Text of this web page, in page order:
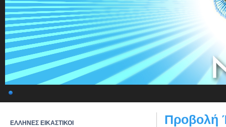
ΕΛΛΗΝΕΣ ΕΙΚΑΣΤΙΚΟΙ Προβολή